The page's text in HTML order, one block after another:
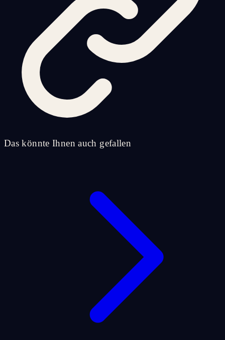
Das könnte Ihnen auch gefallen